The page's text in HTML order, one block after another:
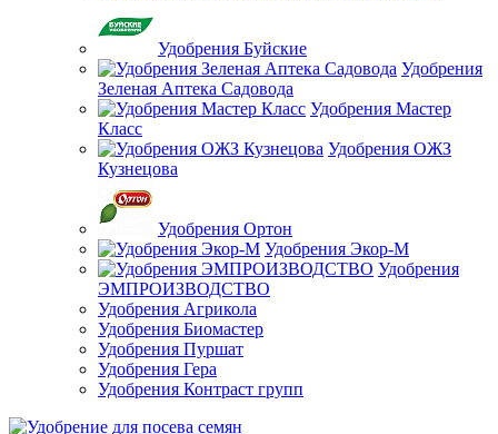
Удобрения Буйские
Удобрения
Зеленая Аптека Садовода
Удобрения Мастер
Класс
Удобрения ОЖЗ
Кузнецова
Удобрения Ортон
Удобрения Экор-М
Удобрения
ЭМПРОИЗВОДСТВО
Удобрения Агрикола
Удобрения Биомастер
Удобрения Пуршат
Удобрения Гера
Удобрения Контраст групп